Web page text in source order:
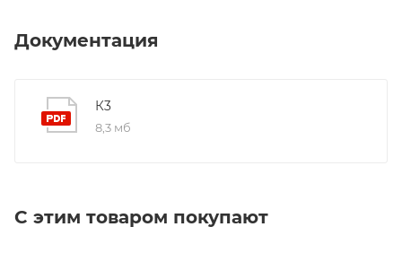
Документация
К3
8,3 мб
С этим товаром покупают